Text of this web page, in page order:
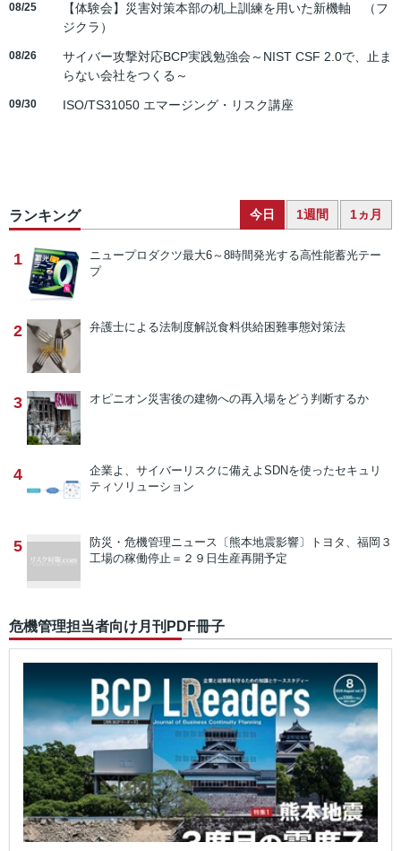
08/25
【体験会】災害対策本部の机上訓練を用いた新機軸 （フ
ジクラ）
08/26
サイバー攻撃対応BCP実践勉強会～NIST CSF 2.0で、止ま
らない会社をつくる～
09/30 ISO/TS31050 エマージング・リスク講座
ランキング 今日 1週間 1ヵ月
1 ニュープロダクツ最大6～8時間発光する高性能蓄光テー
プ
2 弁護士による法制度解説食料供給困難事態対策法
3 オピニオン災害後の建物への再入場をどう判断するか
4 企業よ、サイバーリスクに備えよ SDNを使ったセキュリ
ティソリューション
5 防災・危機管理ニュース 〔熊本地震影響〕トヨタ、福岡３
工場の稼働停止＝２９日生産再開予定
危機管理担当者向け月刊PDF冊子